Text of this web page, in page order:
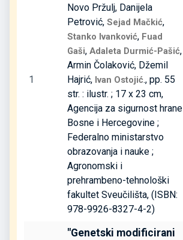
1
Novo Pržulj, Danijela
Petrović, Sejad Mačkić,
Stanko Ivanković, Fuad
Gaši, Adaleta Durmić-Pašić,
Armin Čolaković, Džemil
Hajrić, Ivan Ostojić., pp. 55
str. : ilustr. ; 17 x 23 cm,
Agencija za sigurnost hrane
Bosne i Hercegovine ;
Federalno ministarstvo
obrazovanja i nauke ;
Agronomski i
prehrambeno-tehnološki
fakultet Sveučilišta, (ISBN:
978-9926-8327-4-2)
"Genetski modificirani